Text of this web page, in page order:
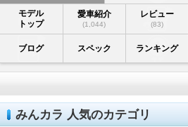
モデル
トップ
愛車紹介
(1,044)
レビュー
(83)
ブログ スペック ランキング
みんカラ 人気のカテゴリ